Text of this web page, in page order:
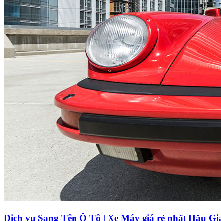
Dịch vụ Sang Tên Ô Tô | Xe Máy giá rẻ nhất Hậu